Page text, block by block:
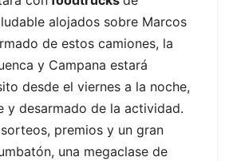
alojados sobre Marcos
de estos camiones, la
y Campana estará
desde el viernes a la noche,
y desarmado de la actividad.
premios y un gran
una megaclase de